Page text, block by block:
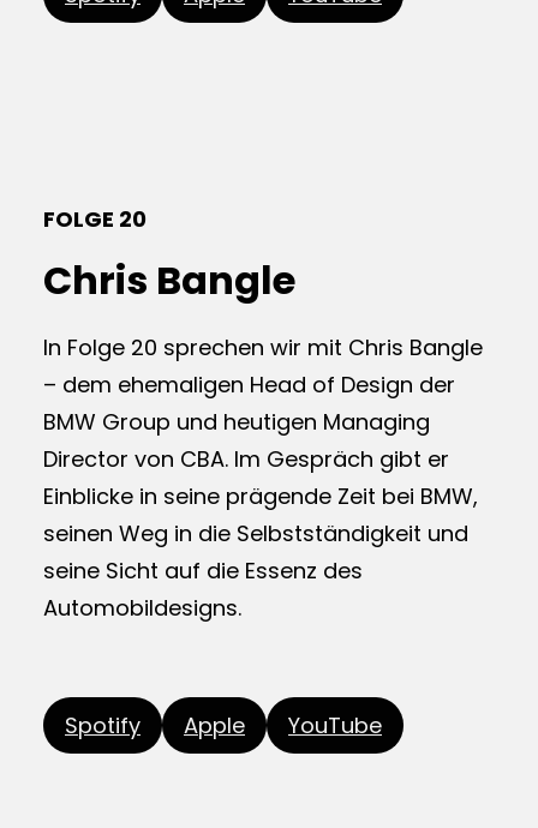
FOLGE 20
Chris Bangle
In Folge 20 sprechen wir mit Chris Bangle
– dem ehemaligen Head of Design der
BMW Group und heutigen Managing
Director von CBA. Im Gespräch gibt er
Einblicke in seine prägende Zeit bei BMW,
seinen Weg in die Selbstständigkeit und
seine Sicht auf die Essenz des
Automobildesigns.
Spotify Apple YouTube